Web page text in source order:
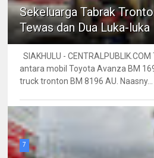
Sekeluarga Tabrak
Tewas dan Dua Luka-luka
SIAKHULU -
antara mobil Toyota Avanza BM
truck tronton BM 8196 AU. Naasny...
7